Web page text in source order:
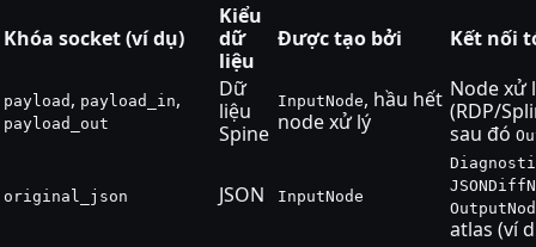
Khóa socket (ví dụ)
Kiểu
dữ
liệu
Được tạo bởi Kết nối
payload , payload_in,
payload_out
Dữ
liệu
Spine
InputNode, hầu hết
node xử lý
Node xử
(RDP/
sau đó
original_json JSON InputNode
atlas (ví